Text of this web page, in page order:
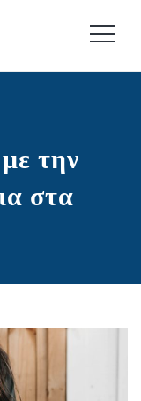
την
στα